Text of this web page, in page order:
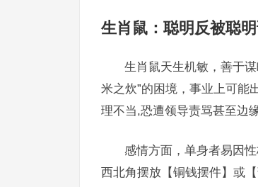
生肖鼠：聪明反被聪
生肖鼠天生机敏，善于
米之炊”的困境，事业上可能
理不当,恐遭领导责骂甚至边缘
感情方面，单身者易因
西北角摆放【铜钱摆件】或